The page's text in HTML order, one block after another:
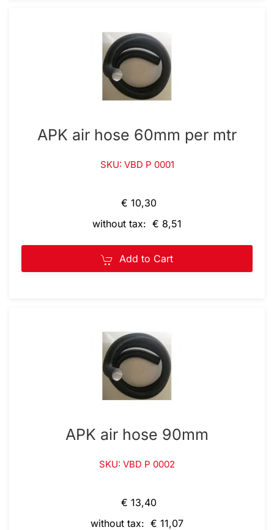
APK air hose 60mm per mtr
SKU: VBD P 0001
€ 10,30
without tax: € 8,51
Add to Cart
APK air hose 90mm
SKU: VBD P 0002
€ 13,40
without tax: € 11,07